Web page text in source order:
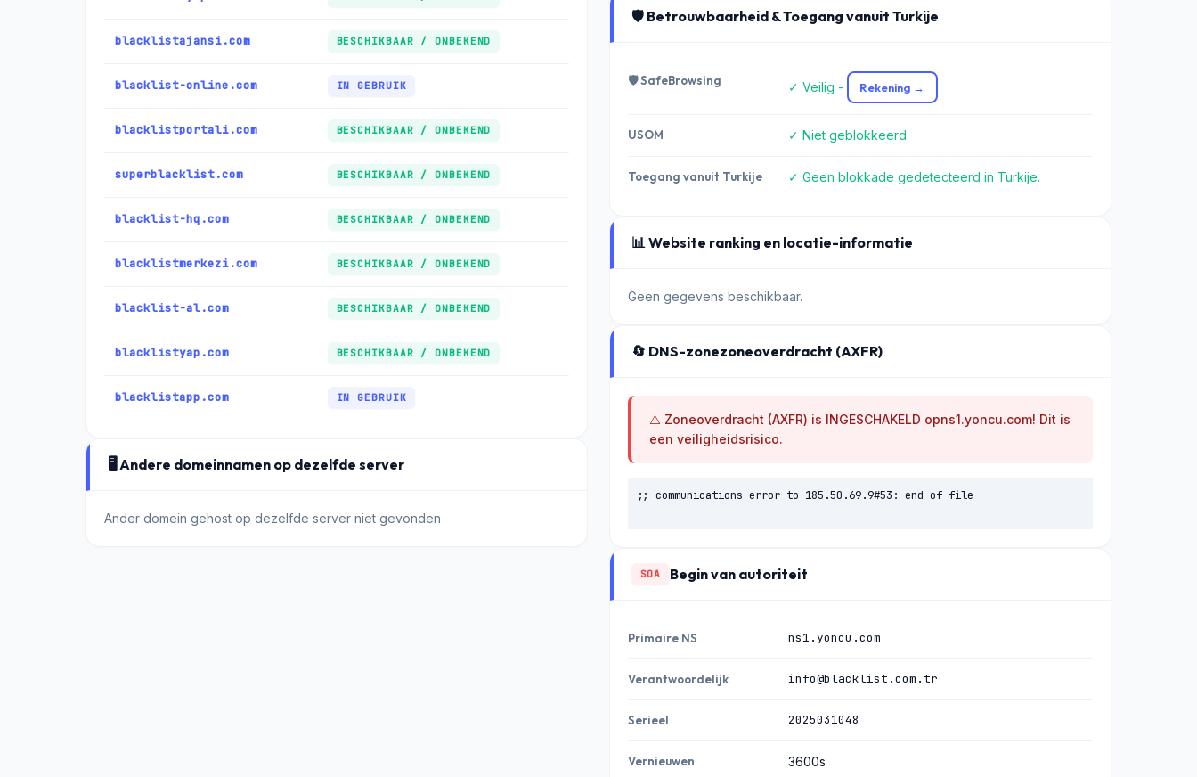
blacklistajansi.com BESCHIKBAAR / ONBEKEND
blacklist-online.com IN GEBRUIK
blacklistportali.com BESCHIKBAAR / ONBEKEND
superblacklist.com BESCHIKBAAR / ONBEKEND
blacklist-hq.com BESCHIKBAAR / ONBEKEND
blacklistmerkezi.com BESCHIKBAAR / ONBEKEND
blacklist-al.com BESCHIKBAAR / ONBEKEND
blacklistyap.com BESCHIKBAAR / ONBEKEND
blacklistapp.com IN GEBRUIK
🖥️ Andere domeinnamen op dezelfde server
Ander domein gehost op dezelfde server niet gevonden
🛡️ Betrouwbaarheid & Toegang vanuit Turkije
🛡️ SafeBrowsing ✓ Veilig - Rekening →
USOM ✓ Niet geblokkeerd
Toegang vanuit Turkije ✓ Geen blokkade gedetecteerd in Turkije.
📊 Website ranking en locatie-informatie
Geen gegevens beschikbaar.
🔄 DNS-zonezoneoverdracht (AXFR)
⚠️ Zoneoverdracht (AXFR) is INGESCHAKELD opns1.yoncu.com! Dit is
een veiligheidsrisico.
;; communications error to 185.50.69.9#53: end of file
SOA Begin van autoriteit
Primaire NS ns1.yoncu.com
Verantwoordelijk info@blacklist.com.tr
Serieel 2025031048
Vernieuwen 3600s